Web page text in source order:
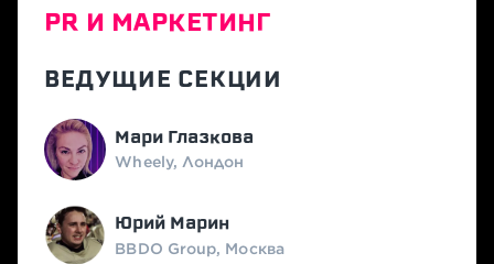
PR И МАРКЕТИНГ
ВЕДУЩИЕ СЕКЦИИ
Мари Глазкова
Wheely, Лондон
Юрий Марин
BBDO Group, Москва